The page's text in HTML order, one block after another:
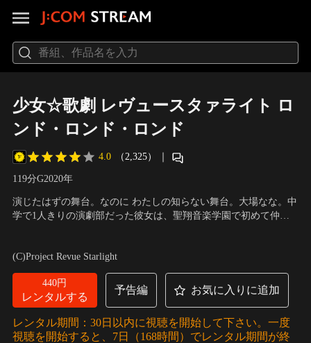
少女☆歌劇 レヴュースタァライト ロ
ンド・ロンド・ロンド
4.0 （2,325） ｜
119分G2020年
演じたはずの舞台。なのに わたしの知らない舞台。大場なな。中
学で1人きりの演劇部だった彼女は、聖翔音楽学園で初めて仲間
「第99回聖翔祭、あの一年間の再演」を望む。だが、同じ舞台も
終わらぬ舞台も無いということを、彼女は--まだ知らない。
(C)Project Revue Starlight
440円
レンタルする
予告編 お気に入りに追加
レンタル期間：30日以内に視聴を開始して下さい。一度
視聴を開始すると、7日（168時間）でレンタル期間が終